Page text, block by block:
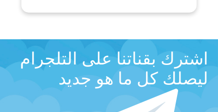
اشترك بقناتنا على التلجرام
ليصلك كل ما هو جديد